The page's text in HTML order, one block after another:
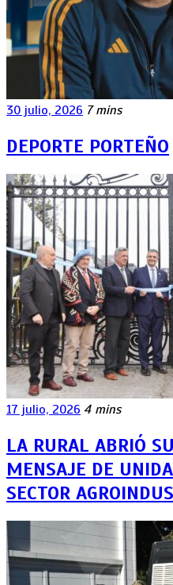
30 julio, 2026 7 mins
DEPORTE PORTEÑO
17 julio, 2026 4 mins
LA RURAL ABRIÓ
MENSAJE DE
SECTOR